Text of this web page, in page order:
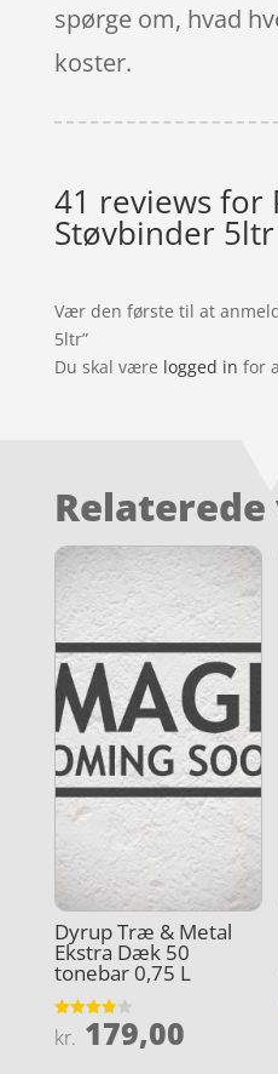
spørge om, hvad
koster.
41 reviews for
Støvbinder 5ltr
Vær den første til at
5ltr”
Du skal være logged in for
Dyrup Træ & Metal
Ekstra Dæk 50
tonebar 0,75 L
Vurderet
3.9
kr. 179,00